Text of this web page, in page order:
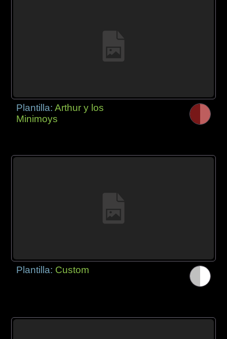
Plantilla:Arthur y los
Minimoys
Plantilla: Custom